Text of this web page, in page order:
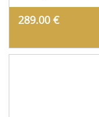
289.00 €